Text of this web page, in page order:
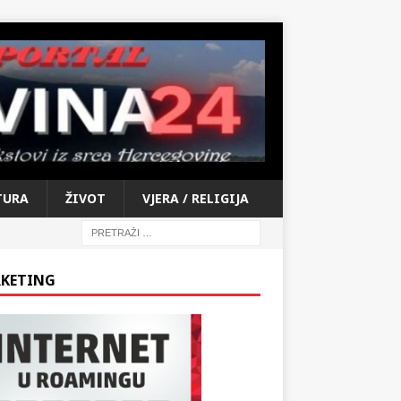
ŽIVOT VJERA / RELIGIJA